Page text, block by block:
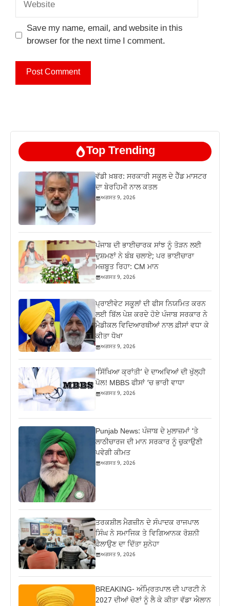
Save my name, email, and website in this
browser for the next time I comment.
Top Trending
ਵੱਡੀ ਖ਼ਬਰ: ਸਰਕਾਰੀ ਸਕੂਲ ਦੇ ਹੈੱਡ ਮਾਸਟਰ
ਦਾ ਬੇਰਹਿਮੀ ਨਾਲ ਕਤਲ
ਅਗਸਤ 9, 2026
ਪੰਜਾਬ ਦੀ ਭਾਈਚਾਰਕ ਸਾਂਝ ਨੂੰ ਤੋੜਨ ਲਈ
ਦੁਸ਼ਮਣਾਂ ਨੇ ਬੰਬ ਚਲਾਏ; ਪਰ ਭਾਈਚਾਰਾ
ਮਜ਼ਬੂਤ ਰਿਹਾ: CM ਮਾਨ
ਅਗਸਤ 9, 2026
ਪ੍ਰਾਈਵੇਟ ਸਕੂਲਾਂ ਦੀ ਫੀਸ ਨਿਯਮਿਤ ਕਰਨ
ਲਈ ਬਿੱਲ ਪੇਸ਼ ਕਰਦੇ ਹੋਏ ਪੰਜਾਬ ਸਰਕਾਰ ਨੇ
ਮੈਡੀਕਲ ਵਿਦਿਆਰਥੀਆਂ ਨਾਲ ਫ਼ੀਸਾਂ ਵਧਾ ਕੇ
ਕੀਤਾ ਧੋਖਾ
ਅਗਸਤ 9, 2026
‘ਸਿੱਖਿਆ ਕ੍ਰਾਂਤੀ’ ਦੇ ਦਾਅਵਿਆਂ ਦੀ ਖੁੱਲ੍ਹੀ
ਪੋਲ! MBBS ਫੀਸਾਂ ‘ਚ ਭਾਰੀ ਵਾਧਾ
ਅਗਸਤ 9, 2026
Punjab News: ਪੰਜਾਬ ਦੇ ਮੁਲਾਜ਼ਮਾਂ ‘ਤੇ
ਲਾਠੀਚਾਰਜ ਦੀ ਮਾਨ ਸਰਕਾਰ ਨੂੰ ਚੁਕਾਉਣੀ
ਪਵੇਗੀ ਕੀਮਤ
ਅਗਸਤ 9, 2026
ਤਰਕਸ਼ੀਲ ਮੈਗਜ਼ੀਨ ਦੇ ਸੰਪਾਦਕ ਰਾਜਪਾਲ
ਸਿੰਘ ਨੇ ਸਮਾਜਿਕ ਤੇ ਵਿਗਿਆਨਕ ਰੋਸ਼ਨੀ
ਫ਼ੈਲਾਉਣ ਦਾ ਦਿੱਤਾ ਸੁਨੇਹਾ
ਅਗਸਤ 9, 2026
BREAKING- ਅੰਮ੍ਰਿਤਪਾਲ ਦੀ ਪਾਰਟੀ ਨੇ
2027 ਦੀਆਂ ਚੋਣਾਂ ਨੂੰ ਲੈ ਕੇ ਕੀਤਾ ਵੱਡਾ ਐਲਾਨ